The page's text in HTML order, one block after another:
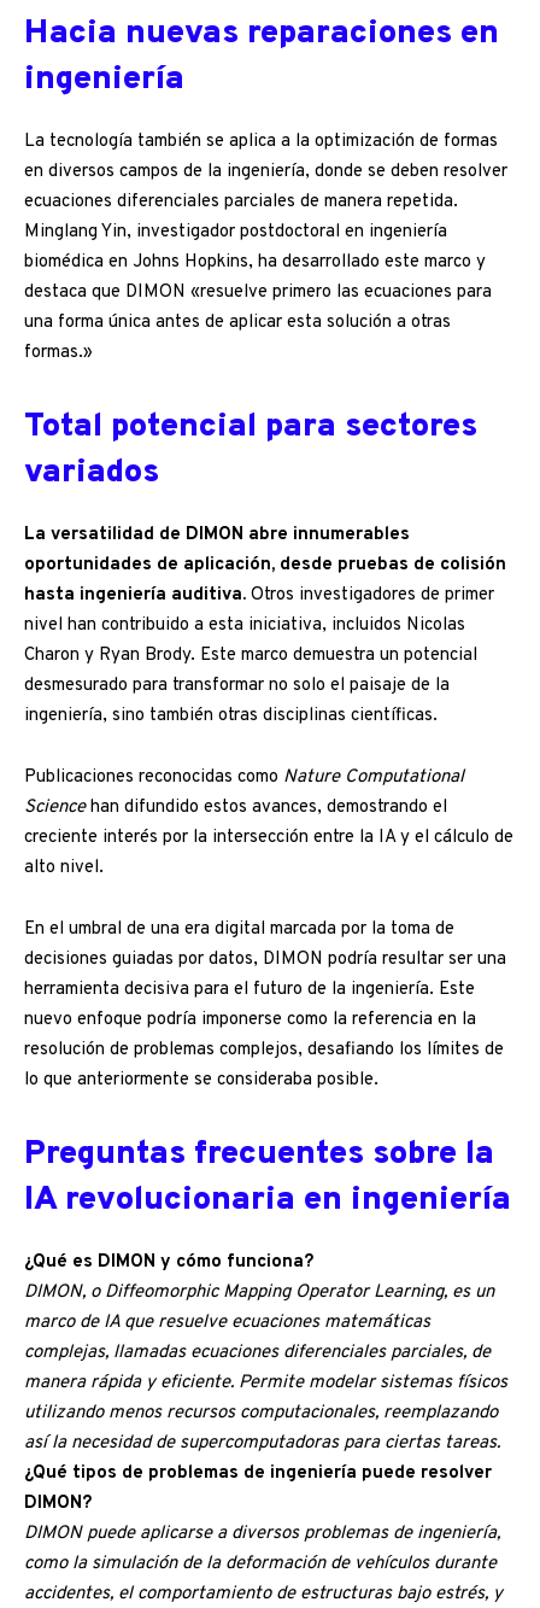
Hacia nuevas reparaciones en
ingeniería
La tecnología también se aplica a la optimización de formas
en diversos campos de la ingeniería, donde se deben resolver
ecuaciones diferenciales parciales de manera repetida.
Minglang Yin, investigador postdoctoral en ingeniería
biomédica en Johns Hopkins, ha desarrollado este marco y
destaca que DIMON «resuelve primero las ecuaciones para
una forma única antes de aplicar esta solución a otras
formas.»
Total potencial para sectores
variados
La versatilidad de DIMON abre innumerables
oportunidades de aplicación, desde pruebas de colisión
hasta ingeniería auditiva. Otros investigadores de primer
nivel han contribuido a esta iniciativa, incluidos Nicolas
Charon y Ryan Brody. Este marco demuestra un potencial
desmesurado para transformar no solo el paisaje de la
ingeniería, sino también otras disciplinas científicas.
Publicaciones reconocidas como Nature Computational
Sciencehan difundido estos avances, demostrando el
creciente interés por la intersección entre la IA y el cálculo de
alto nivel.
En el umbral de una era digital marcada por la toma de
decisiones guiadas por datos, DIMON podría resultar ser una
herramienta decisiva para el futuro de la ingeniería. Este
nuevo enfoque podría imponerse como la referencia en la
resolución de problemas complejos, desafiando los límites de
lo que anteriormente se consideraba posible.
Preguntas frecuentes sobre la
IA revolucionaria en ingeniería
¿Qué es DIMON y cómo funciona?
DIMON, o Diffeomorphic Mapping Operator Learning, es un
marco de IA que resuelve ecuaciones matemáticas
complejas, llamadas ecuaciones diferenciales parciales, de
manera rápida y eficiente. Permite modelar sistemas físicos
utilizando menos recursos computacionales, reemplazando
así la necesidad de supercomputadoras para ciertas tareas.
¿Qué tipos de problemas de ingeniería puede resolver
DIMON?
DIMON puede aplicarse a diversos problemas de ingeniería,
como la simulación de la deformación de vehículos durante
accidentes, el comportamiento de estructuras bajo estrés, y